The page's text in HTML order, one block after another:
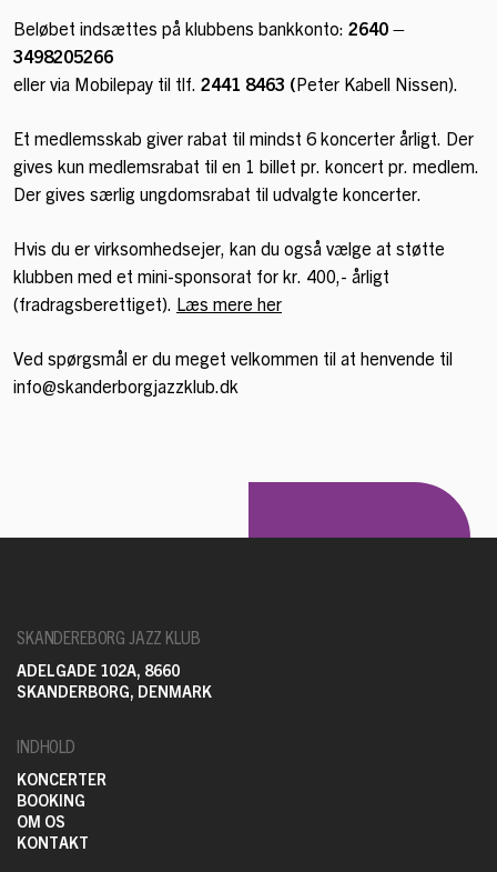
Beløbet indsættes på klubbens bankkonto: 2640 –
3498205266
eller via Mobilepay til tlf. 2441 8463 (Peter Kabell Nissen).
Et medlemsskab giver rabat til mindst 6 koncerter årligt. Der
gives kun medlemsrabat til en 1 billet pr. koncert pr. medlem.
Der gives særlig ungdomsrabat til udvalgte koncerter.
Hvis du er virksomhedsejer, kan du også vælge at støtte
klubben med et mini-sponsorat for kr. 400,- årligt
(fradragsberettiget). Læs mere her
Ved spørgsmål er du meget velkommen til at henvende til
info@skanderborgjazzklub.dk
SKANDEREBORG JAZZ KLUB
ADELGADE 102A, 8660
SKANDERBORG, DENMARK
INDHOLD
KONCERTER
BOOKING
OM OS
KONTAKT